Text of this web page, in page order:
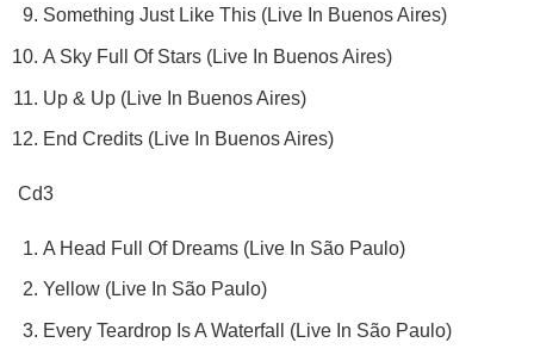
Something Just Like This (Live In Buenos Aires)
A Sky Full Of Stars (Live In Buenos Aires)
Up & Up (Live In Buenos Aires)
End Credits (Live In Buenos Aires)
Cd3
A Head Full Of Dreams (Live In São Paulo)
Yellow (Live In São Paulo)
Every Teardrop Is A Waterfall (Live In São Paulo)